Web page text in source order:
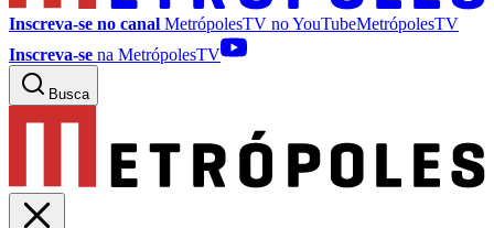
Inscreva-se no canal MetrópolesTV noYouTubeMetrópolesTV
Inscreva-se na MetrópolesTV
Busca